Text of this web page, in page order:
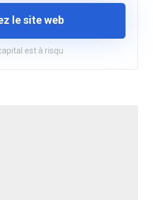
le site web
est à risqu